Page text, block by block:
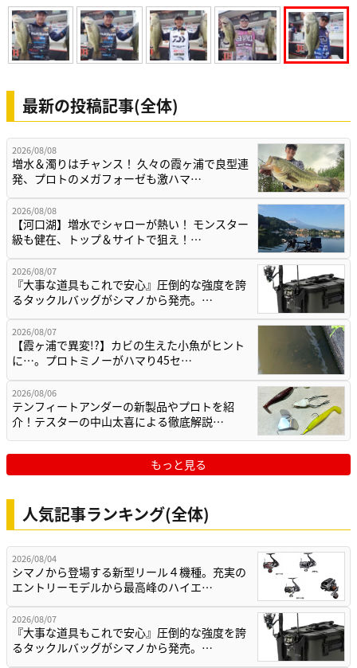
最新の投稿記事(全体)
2026/08/08
増水＆濁りはチャンス！ 久々の霞ヶ浦で良型連
発、プロトのメガフォーゼも激ハマ…
2026/08/08
【河口湖】増水でシャローが熱い！ モンスター
級も健在、トップ＆サイトで狙え！…
2026/08/07
『大事な道具もこれで安心』圧倒的な強度を誇
るタックルバッグがシマノから発売。…
2026/08/07
【霞ヶ浦で異変!?】カビの生えた小魚がヒント
に…。プロトミノーがハマり45セ…
2026/08/06
テンフィートアンダーの新製品やプロトを紹
介！テスターの中山太喜による徹底解説…
もっと見る
人気記事ランキング(全体)
2026/08/04
シマノから登場する新型リール４機種。充実の
エントリーモデルから最高峰のハイエ…
2026/08/07
『大事な道具もこれで安心』圧倒的な強度を誇
るタックルバッグがシマノから発売。…